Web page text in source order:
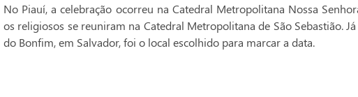
No Piauí, a celebração ocorreu na Catedral Metropolitana Nossa
os religiosos se reuniram na Catedral Metropolitana de São Sebastião.
do Bonfim, em Salvador, foi o local escolhido para marcar a data.